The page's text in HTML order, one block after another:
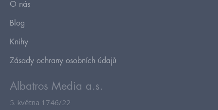
O nás
Blog
Knihy
Zásady ochrany osobních údajů
Albatros Media a.s.
5. května 1746/22